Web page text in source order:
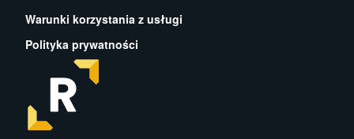
Warunki korzystania z usługi
Polityka prywatności